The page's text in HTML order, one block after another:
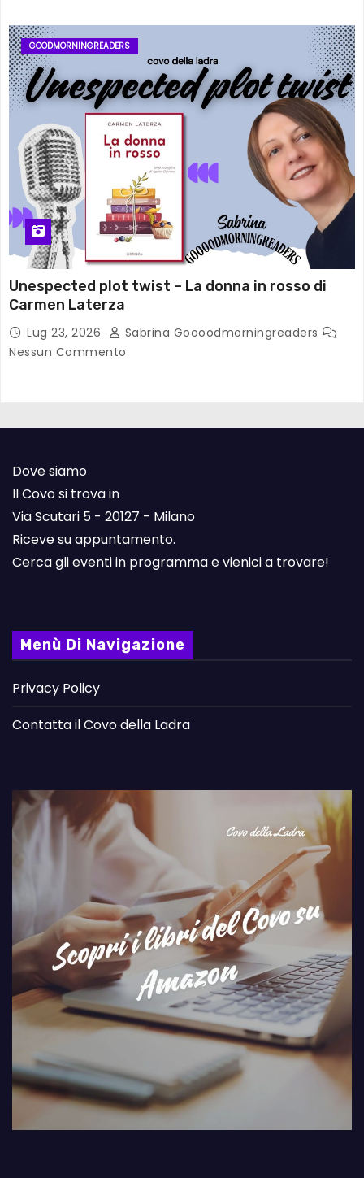
GOODMORNINGREADERS
Unespected plot twist – La donna in rosso di
Carmen Laterza
Lug 23, 2026
Sabrina Goooodmorningreaders
Nessun Commento
Dove siamo
Il Covo si trova in
Via Scutari 5 - 20127 - Milano
Riceve su appuntamento.
Cerca gli eventi in programma e vienici a trovare!
Menù Di Navigazione
Privacy Policy
Contatta il Covo della Ladra